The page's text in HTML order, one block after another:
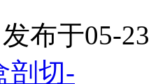
布于05-23